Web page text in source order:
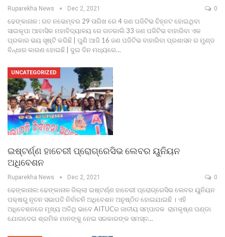
Ruparekha News Dec 2, 2021 0
ଢେଙ୍କାନାଳ : ଗତ ନଭେମ୍ବର 29 ତାରିଖ ରେ 4 ଜଣ ପଜିଟିଭ ଚିହ୍ନଟ ହୋଇଥିବା
ସାଇକୃପା ଆବାସିକ ମହାବିଦ୍ୟାଳୟ ରେ ଗତକାଲି 33 ଜଣ ପଜିଟିଭ ବାହାରିବା ଏକ
ପ୍ରକାର ଭୟ ସୃଷ୍ଟି କରିଛି | ପୁଣି ଆଜି 16 ଜଣ ପଜିଟିଭ ବାହାରିବା ପ୍ରଶାସନ ର ମୁଣ୍ଡ
ବିନ୍ଧାର କାରଣ ହୋଇଛି | ଦୁଇ ଦିନ ମଧ୍ୟରେ…
UNCATEGORIZED
ଇଷ୍ଟର୍ଣ୍ଣ ହାଚେରୀ ପ୍ରୋଗ୍ରେସିଭ ଲେବର ୟୁନିୟନ
ଅଧିବେଶନ
Ruparekha News Dec 2, 2021 0
ଢେଙ୍କାନାଳ: ଢେଙ୍କାନାଳ ଜିଲ୍ଲା ଇଷ୍ଟର୍ଣ୍ଣ ହାଚେରୀ ପ୍ରୋଗ୍ରେସିଭ ଲେବର ୟୁନିୟନ
ପକ୍ଷରୁ ନୂତନ ସଭାପତି ନିର୍ବାଚନି ଅଧିବେଶନ ଅନୁଷ୍ଠିତ ହୋଇଯାଇଛି । ଏହି
ଅଧିବେଶନରେ ମୂଖ୍ୟ ଅତିଥି ଭାବେ AITUCର ଜାତୀୟ ସମ୍ପାଦକ ରାମକୃଷ୍ଣ ପଣ୍ଡା
ଯୋଗଦେଇ ଶ୍ରମିକ ମାନଙ୍କୁ ନେଇ ସରକାରଙ୍କ ସମସ୍ତ…